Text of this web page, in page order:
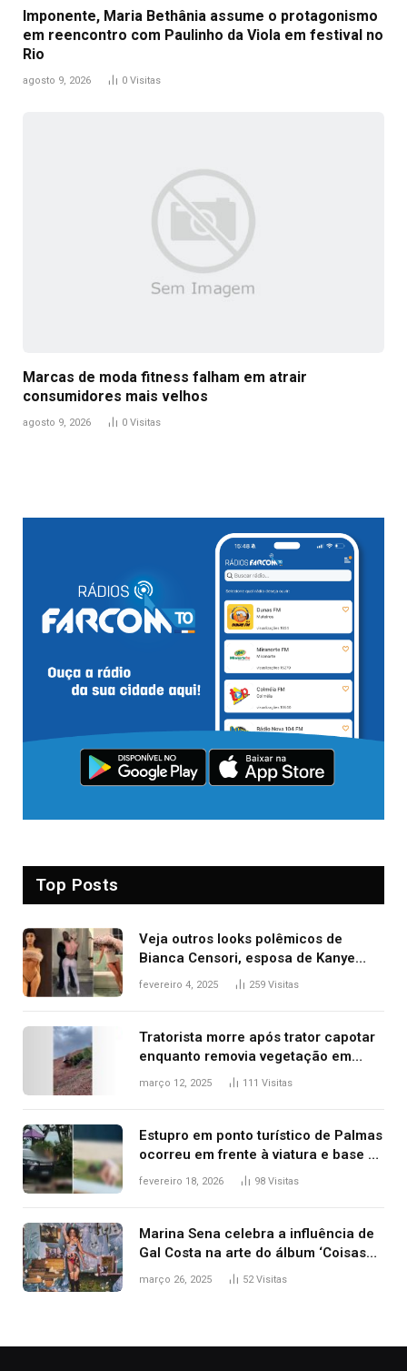
Imponente, Maria Bethânia assume o protagonismo
em reencontro com Paulinho da Viola em festival no
Rio
agosto 9, 2026 0 Visitas
Marcas de moda fitness falham em atrair
consumidores mais velhos
agosto 9, 2026 0 Visitas
Top Posts
Veja outros looks polêmicos de
Bianca Censori, esposa de Kanye
West que apareceu nua no Grammy
fevereiro 4, 2025 259 Visitas
Tratorista morre após trator capotar
enquanto removia vegetação em
ribanceira de rodovia
março 12, 2025 111 Visitas
Estupro em ponto turístico de Palmas
ocorreu em frente à viatura e base de
segurança; polícia investiga
fevereiro 18, 2026 98 Visitas
Marina Sena celebra a influência de
Gal Costa na arte do álbum ‘Coisas
naturais’
março 26, 2025 52Visitas